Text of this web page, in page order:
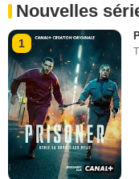
Nouvelles
1